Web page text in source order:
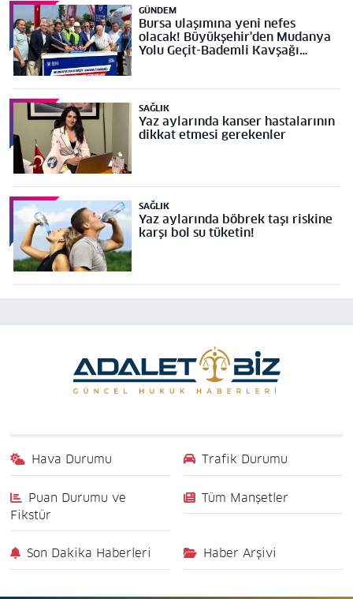
GÜNDEM
Bursa ulaşımına yeni nefes
olacak! Büyükşehir'den Mudanya
Yolu Geçit-Bademli Kavşağı
SAĞLIK
Yaz aylarında kanser hastalarının
dikkat etmesi gerekenler
SAĞLIK
Yaz aylarında böbrek taşı riskine
karşı bol su tüketin!
Hava Durumu Trafik Durumu
Puan Durumu ve
Fikstür
Tüm Manşetler
Son Dakika Haberleri Haber Arşivi